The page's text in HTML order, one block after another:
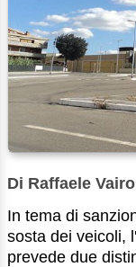
Di Raffaele
In tema di
sosta dei veicoli,
prevede due